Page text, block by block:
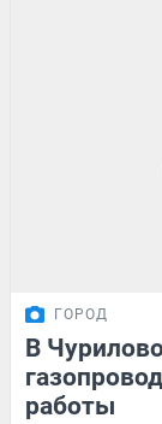
ГОРОД
В
работы